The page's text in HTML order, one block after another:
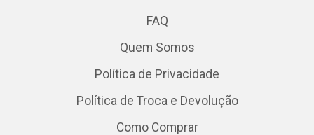
FAQ
Quem Somos
Política de Privacidade
Política de Troca e Devolução
Como Comprar